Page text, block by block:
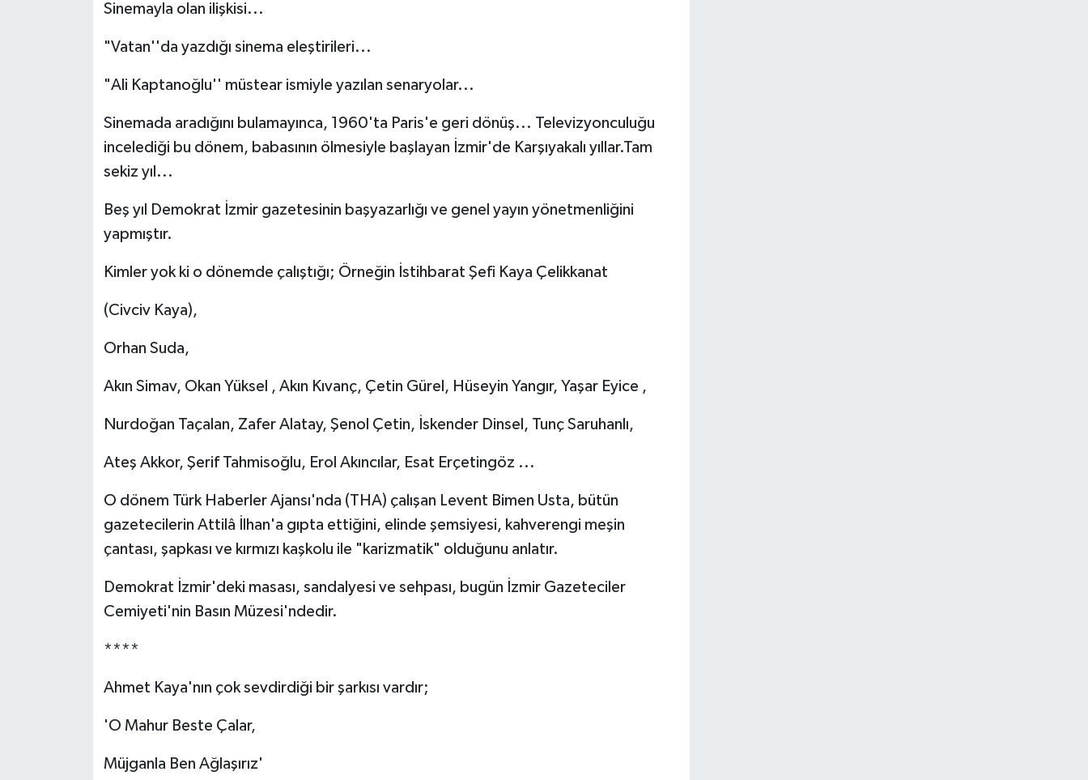
Sinemayla olan ilişkisi...
"Vatan''da yazdığı sinema eleştirileri...
"Ali Kaptanoğlu'' müstear ismiyle yazılan senaryolar...
Sinemada aradığını bulamayınca, 1960'ta Paris'e geri dönüş... Televizyonculuğu
incelediği bu dönem, babasının ölmesiyle başlayan İzmir'de Karşıyakalı yıllar.Tam
sekiz yıl...
Beş yıl Demokrat İzmir gazetesinin başyazarlığı ve genel yayın yönetmenliğini
yapmıştır.
Kimler yok ki o dönemde çalıştığı; Örneğin İstihbarat Şefi Kaya Çelikkanat
(Civciv Kaya),
Orhan Suda,
Akın Simav, Okan Yüksel , Akın Kıvanç, Çetin Gürel, Hüseyin Yangır, Yaşar Eyice ,
Nurdoğan Taçalan, Zafer Alatay, Şenol Çetin, İskender Dinsel, Tunç Saruhanlı,
Ateş Akkor, Şerif Tahmisoğlu, Erol Akıncılar, Esat Erçetingöz ...
O dönem Türk Haberler Ajansı'nda (THA) çalışan Levent Bimen Usta, bütün
gazetecilerin Attilâ İlhan'a gıpta ettiğini, elinde şemsiyesi, kahverengi meşin
çantası, şapkası ve kırmızı kaşkolu ile "karizmatik" olduğunu anlatır.
Demokrat İzmir'deki masası, sandalyesi ve sehpası, bugün İzmir Gazeteciler
Cemiyeti'nin Basın Müzesi'ndedir.
****
Ahmet Kaya'nın çok sevdirdiği bir şarkısı vardır;
'O Mahur Beste Çalar,
Müjganla Ben Ağlaşırız'